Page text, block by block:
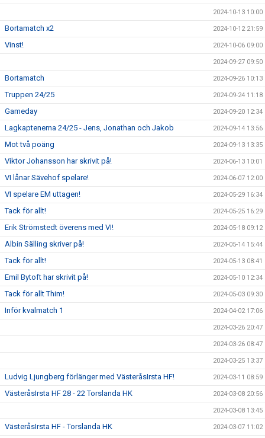
2024-10-13 10:00
Bortamatch x2 2024-10-12 21:59
Vinst! 2024-10-06 09:00
2024-09-27 09:50
Bortamatch 2024-09-26 10:13
Truppen 24/25 2024-09-24 11:18
Gameday 2024-09-20 12:34
Lagkaptenerna 24/25 - Jens, Jonathan och Jakob 2024-09-14 13:56
Mot två poäng 2024-09-13 13:35
Viktor Johansson har skrivit på! 2024-06-13 10:01
VI lånar Sävehof spelare! 2024-06-07 12:00
VI spelare EM uttagen! 2024-05-29 16:34
Tack för allt! 2024-05-25 16:29
Erik Strömstedt överens med VI! 2024-05-18 09:12
Albin Sälling skriver på! 2024-05-14 15:44
Tack för allt! 2024-05-13 08:41
Emil Bytoft har skrivit på! 2024-05-10 12:34
Tack för allt Thim! 2024-05-03 09:30
Inför kvalmatch 1 2024-04-02 17:06
2024-03-26 20:47
2024-03-26 08:47
2024-03-25 13:37
Ludvig Ljungberg förlänger med VästeråsIrsta HF! 2024-03-11 08:59
VästeråsIrsta HF 28 - 22 Torslanda HK 2024-03-08 20:56
2024-03-08 13:45
VästeråsIrsta HF - Torslanda HK 2024-03-07 11:02